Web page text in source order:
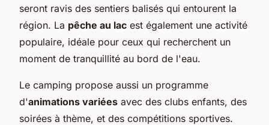
seront ravis des sentiers balisés qui entourent la
région. La pêche au lac est également une activité
populaire, idéale pour ceux qui recherchent un
moment de tranquillité au bord de l'eau.
Le camping propose aussi un programme
d'animations variées avec des clubs enfants, des
soirées à thème, et des compétitions sportives.